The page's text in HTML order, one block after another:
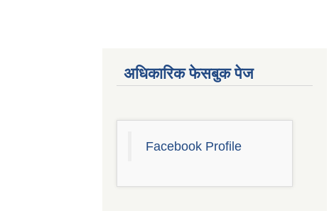
अधिकारिक फेसबुक पेज
Facebook Profile